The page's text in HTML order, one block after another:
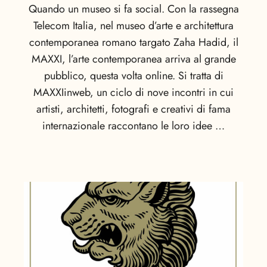
Quando un museo si fa social. Con la rassegna
Telecom Italia, nel museo d’arte e architettura
contemporanea romano targato Zaha Hadid, il
MAXXI, l’arte contemporanea arriva al grande
pubblico, questa volta online. Si tratta di
MAXXIinweb, un ciclo di nove incontri in cui
artisti, architetti, fotografi e creativi di fama
internazionale raccontano le loro idee …